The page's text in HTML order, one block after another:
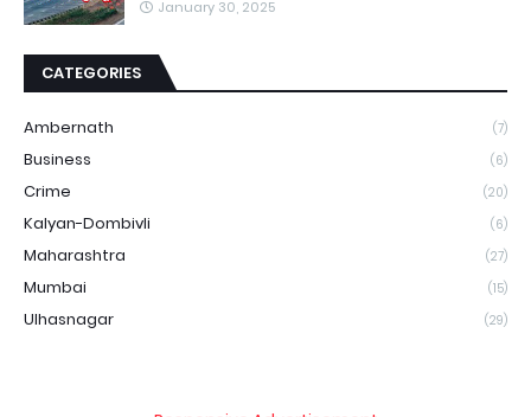
January 30, 2025
CATEGORIES
Ambernath (7)
Business (6)
Crime (20)
Kalyan-Dombivli (6)
Maharashtra (27)
Mumbai (15)
Ulhasnagar (29)